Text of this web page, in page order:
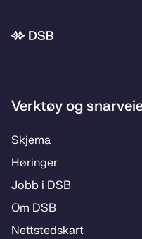
Bunnområde
Verktøy og
Skje­­ma
Hø­rin­­ger
Jobb i DSB
Om DSB
Nett­steds­­kart